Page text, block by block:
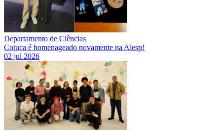
Departamento de Ciências
Cotuca é homenageado novamente na Alesp!
02 jul 2026